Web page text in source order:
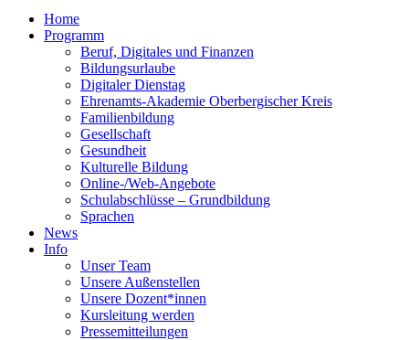
Home
Programm
Beruf, Digitales und Finanzen
Bildungsurlaube
Digitaler Dienstag
Ehrenamts-Akademie Oberbergischer Kreis
Familienbildung
Gesellschaft
Gesundheit
Kulturelle Bildung
Online-/Web-Angebote
Schulabschlüsse – Grundbildung
Sprachen
News
Info
Unser Team
Unsere Außenstellen
Unsere Dozent*innen
Kursleitung werden
Pressemitteilungen